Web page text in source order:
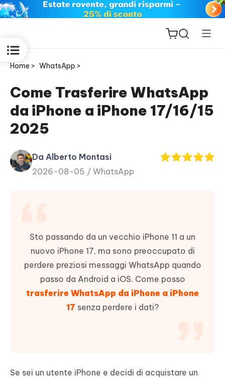
ReiBoot
for iOS
PDNob
PDF
New
Home > WhatsApp >
Come Trasferire WhatsApp
da iPhone a iPhone 17/16/15
2025
Da Alberto Montasi
2026-08-05 / WhatsApp
Sto passando da un vecchio iPhone 11 a un
nuovo iPhone 17, ma sono preoccupato di
perdere preziosi messaggi WhatsApp quando
passo da Android a iOS. Come posso
trasferire WhatsApp da iPhone a iPhone
17 senza perdere i dati?
Se sei un utente iPhone e decidi di acquistare un